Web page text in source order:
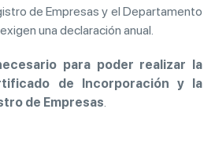
de Empresas y el Departamento
una declaración anual.
para poder realizar la
de Incorporación y la
de Empresas.